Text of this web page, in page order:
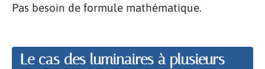
Pas besoin de formule mathématique.
Le cas des luminaires à plusieurs